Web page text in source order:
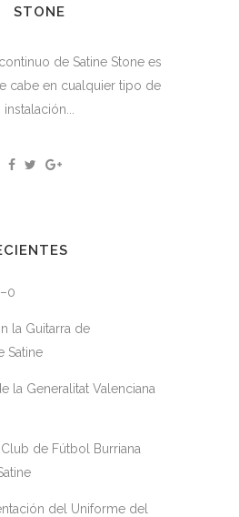
STONE
de Satine Stone es
cabe en cualquier tipo de
instalación...
la Guitarra de
Satine
la Generalitat Valenciana
de Fútbol Burriana
del Uniforme del